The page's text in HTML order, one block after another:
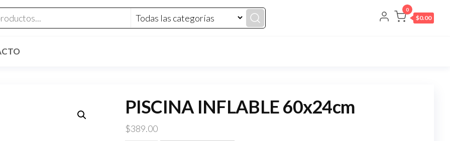
0
$0.00
PISCINA INFLABLE 60x24cm
$389.00